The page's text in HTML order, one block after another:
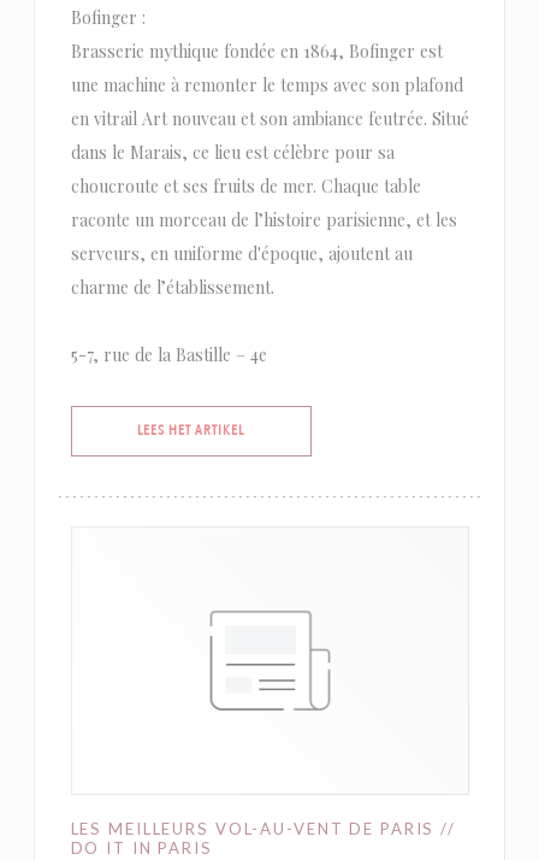
Bofinger :
Brasserie mythique fondée en 1864, Bofinger est
une machine à remonter le temps avec son plafond
en vitrail Art nouveau et son ambiance feutrée. Situé
dans le Marais, ce lieu est célèbre pour sa
choucroute et ses fruits de mer. Chaque table
raconte un morceau de l’histoire parisienne, et les
serveurs, en uniforme d'époque, ajoutent au
charme de l’établissement.
5-7, rue de la Bastille – 4e
LEES HET ARTIKEL((OPENT IN EEN NIEUW VENSTER))
LES MEILLEURS VOL-AU-VENT DE PARIS //
DO IT IN PARIS